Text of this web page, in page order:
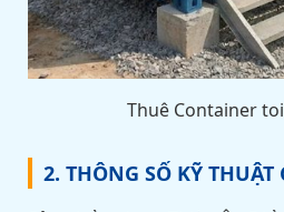
Thuê Container
2. THÔNG SỐ KỸ THUẬT